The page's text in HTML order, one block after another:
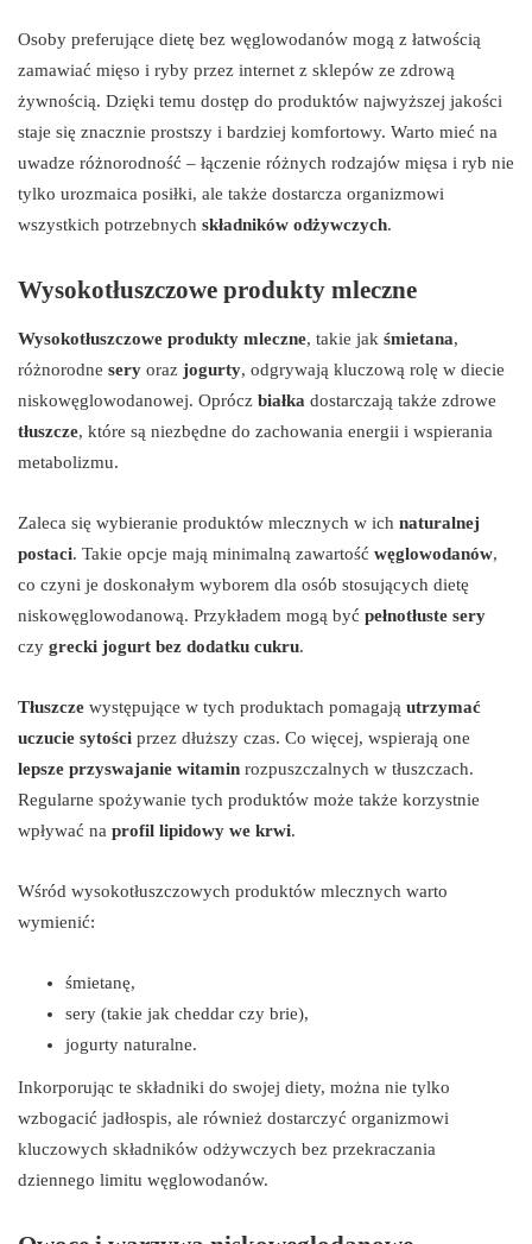
Osoby preferujące dietę bez węglowodanów mogą z łatwością
zamawiać mięso i ryby przez internet z sklepów ze zdrową
żywnością. Dzięki temu dostęp do produktów najwyższej jakości
staje się znacznie prostszy i bardziej komfortowy. Warto mieć na
uwadze różnorodność – łączenie różnych rodzajów mięsa i ryb nie
tylko urozmaica posiłki, ale także dostarcza organizmowi
wszystkich potrzebnych składników odżywczych.
Wysokotłuszczowe produkty mleczne
Wysokotłuszczowe produkty mleczne, takie jak śmietana,
różnorodne sery oraz jogurty, odgrywają kluczową rolę w diecie
niskowęglowodanowej. Oprócz białka dostarczają także zdrowe
tłuszcze, które są niezbędne do zachowania energii i wspierania
metabolizmu.
Zaleca się wybieranie produktów mlecznych w ich naturalnej
postaci. Takie opcje mają minimalną zawartość węglowodanów,
co czyni je doskonałym wyborem dla osób stosujących dietę
niskowęglowodanową. Przykładem mogą być pełnotłuste sery
czy grecki jogurt bez dodatku cukru.
Tłuszcze występujące w tych produktach pomagają utrzymać
uczucie sytości przez dłuższy czas. Co więcej, wspierają one
lepsze przyswajanie witamin rozpuszczalnych w tłuszczach.
Regularne spożywanie tych produktów może także korzystnie
wpływać na profil lipidowy we krwi.
Wśród wysokotłuszczowych produktów mlecznych warto
wymienić:
śmietanę,
sery (takie jak cheddar czy brie),
jogurty naturalne.
Inkorporując te składniki do swojej diety, można nie tylko
wzbogacić jadłospis, ale również dostarczyć organizmowi
kluczowych składników odżywczych bez przekraczania
dziennego limitu węglowodanów.